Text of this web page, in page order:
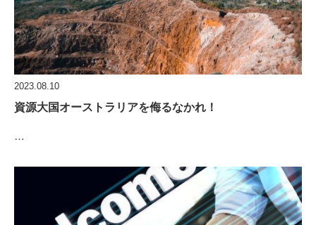
2023.08.10
資源大国オーストラリアを侮るなかれ！
…